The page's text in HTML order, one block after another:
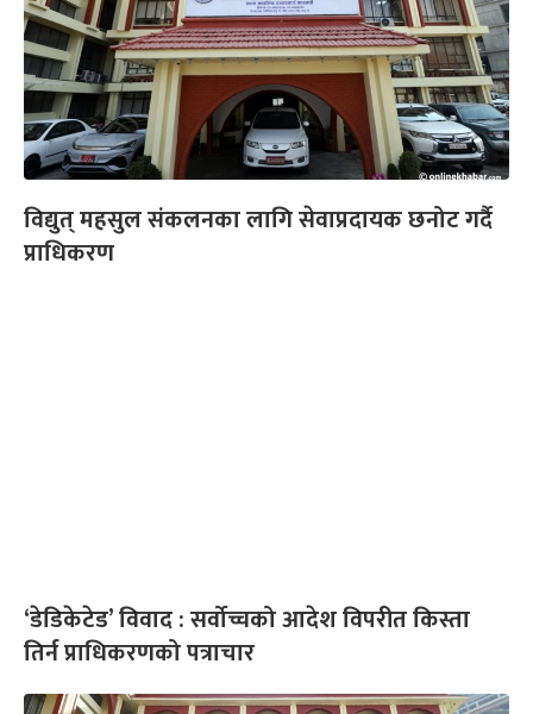
विद्युत् महसुल संकलनका लागि सेवाप्रदायक छनोट गर्दै
प्राधिकरण
‘डेडिकेटेड’ विवाद : सर्वोच्चको आदेश विपरीत किस्ता
तिर्न प्राधिकरणको पत्राचार